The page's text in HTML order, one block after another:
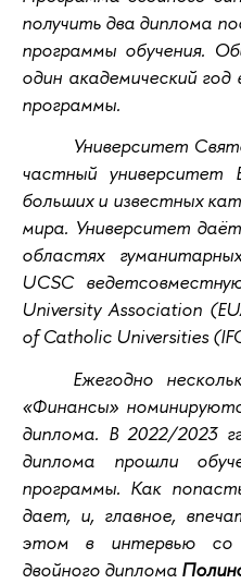
получить два диплома
программы обучения.
один академический
программы.
Университет
частный
больших и известных
мира. Университет
областях
UCSC
University Association
of Catholic Universities
Ежегодно
«Финансы»
диплома. В 2022/2023
диплома прошли
программы. Как
дает, и, главное,
этом в интервью со
двойного диплома